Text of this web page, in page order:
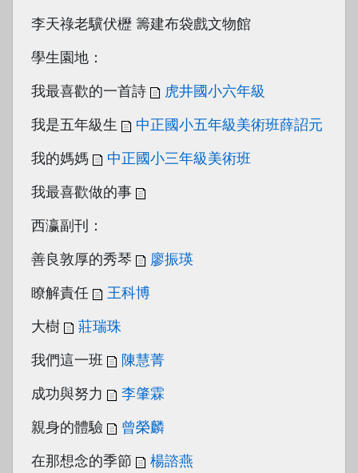
李天祿老驥伏櫪 籌建布袋戲文物館
學生園地：
我最喜歡的一首詩 虎井國小六年級
我是五年級生 中正國小五年級美術班薛詔元
我的媽媽 中正國小三年級美術班
我最喜歡做的事
西瀛副刊：
善良敦厚的秀琴 廖振瑛
瞭解責任 王科博
大樹 莊瑞珠
我們這一班 陳慧菁
成功與努力 李肇霖
親身的體驗 曾榮麟
在那想念的季節 楊諮燕